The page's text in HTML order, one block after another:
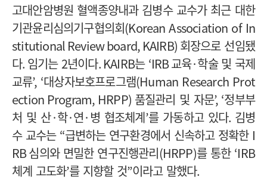
고대안암병원 혈액종양내과 김병수 교수가 최근 대한
기관윤리심의기구협의회(Korean Association of In
stitutional Review board, KAIRB) 회장으로 선임됐
다. 임기는 2년이다. KAIRB는 ‘IRB교육·학술 및 국제
교류’, ‘대상자보호프로그램(Human Research Prot
ection Program, HRPP) 품질관리 및 자문’, ‘정부부
처 및 산·학·연· 병 협조체계’를 가동하고 있다. 김병
수 교수는 “급변하는 연구환경에서 신속하고 정확한 I
RB심의와 면밀한 연구진행관리(HRPP)를 통한 ‘IRB
체계 고도화’를 지향할 것”이라고 말했다.